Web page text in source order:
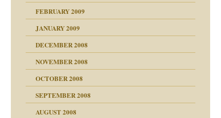
FEBRUARY 2009
JANUARY 2009
DECEMBER 2008
NOVEMBER 2008
OCTOBER 2008
SEPTEMBER 2008
AUGUST 2008